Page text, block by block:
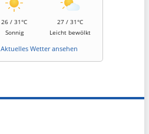
26 / 31°C
Sonnig
27 / 31°C
Leicht bewölkt
Aktuelles Wetter ansehen